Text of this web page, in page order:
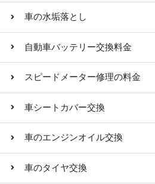
車の水垢落とし
自動車バッテリー交換料金
スピードメーター修理の料金
車シートカバー交換
車のエンジンオイル交換
車のタイヤ交換